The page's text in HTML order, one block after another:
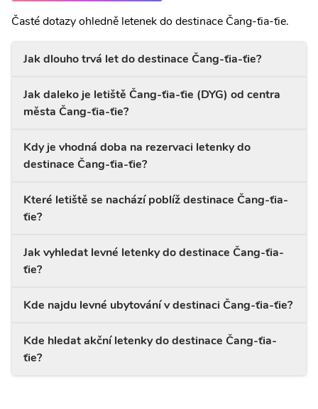
Časté dotazy ohledně letenek do destinace Čang-ťia-ťie.
Jak dlouho trvá let do destinace Čang-ťia-ťie?
Jak daleko je letiště Čang-ťia-ťie (DYG) od centra
města Čang-ťia-ťie?
Kdy je vhodná doba na rezervaci letenky do
destinace Čang-ťia-ťie?
Které letiště se nachází poblíž destinace Čang-ťia-
ťie?
Jak vyhledat levné letenky do destinace Čang-ťia-
ťie?
Kde najdu levné ubytování v destinaci Čang-ťia-ťie?
Kde hledat akční letenky do destinace Čang-ťia-
ťie?